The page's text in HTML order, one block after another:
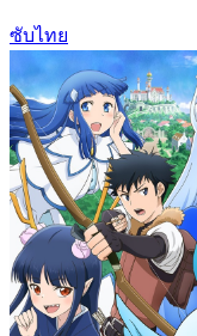
ซับไทย